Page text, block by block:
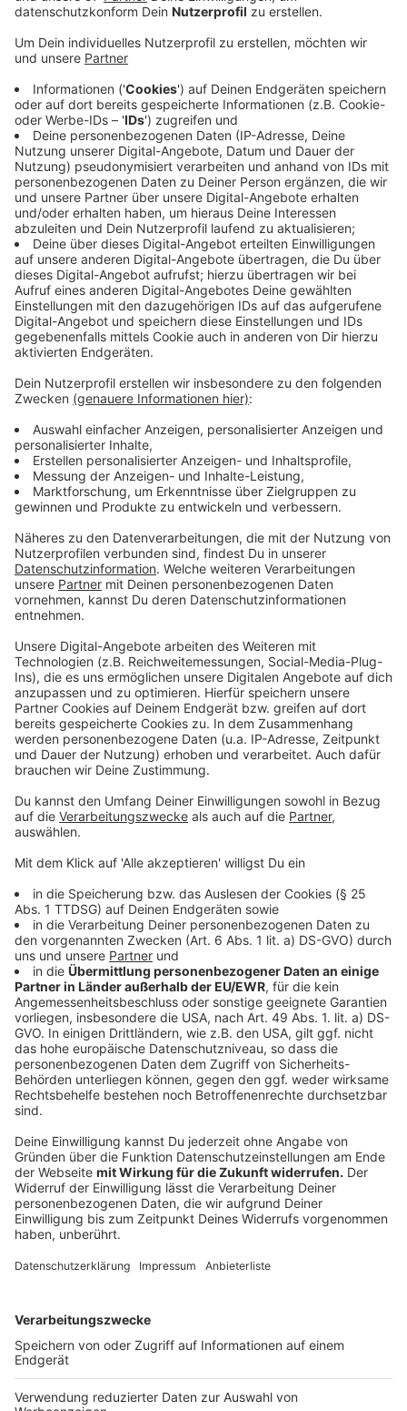
worauf seine Hoffnungen bei der Bekämpfung der
Klimakrise ruhen: Er will im großen Stil auf
Technologien wie CO2-Speicherung und -Abscheidung
setzen, die allerdings extrem teuer und bislang
technisch unausgereift sind. Ob sie wirklich jemals eine
entscheidende Rolle übernehmen, ist zweifelhaft -
und damit zu planen, eine riskante Wette auf die
Zukunft.
Anzeige
Unwetter, wie die Flutkatastrophe 2021 in NRW, werden
in Zukunft immer häufiger vorkommen und die
Menschheit belasten.
Anzeige
Was wird aus dem 1,5 Grad-Ziel?
Anzeige
Daheim investiert Adnoc weiter ungebremst in fossile
Projekte: "Während Adnoc-Konzernchef Sultan Ahmed
al-Dschaber den Ende November beginnenden
Weltklimagipfel in Dubai leiten wird, befindet sich sein
Unternehmen auf direktem Kollisionskurs mit dem 1,5-
Grad-Ziel", schreibt die
Urgewald, die mit weiteren NGO-Partnern dazu eine
Datenauswertung veröffentlicht hat. Erst vor kurzem
habe Adnoc eine endgültige Investitionsentscheidung
für ein riesiges Gasprojekt namens «Hail & Ghasha»
bekanntgegeben. Das Projekt solle im Marawah
Biosphärenreservat entstehen, das viele gefährdete
Arten beherbergt und das größte Meeresschutzgebiet
im Arabischen Golf ist.
Allein im zweiten Halbjahr 2022 hat Adnoc acht neue
Bohrinseln in Betrieb genommen, der Nettogewinn
US-Dollar. Immerhin gilt Al-Dschaber zugleich als
Treiber beim Ausbau erneuerbarer Energien im
Golfstaat. Er sitzt etwa einem staatlichen
Unternehmen für nachhaltige Energiegewinnung vor
und ist seit vielen Jahren Vertreter seines Landes bei
Klimaverhandlungen.
Anzeige
Anzeige
Proteste werden nicht erlaubt
Wie Ägypten, Gastgeber der Vorjahreskonferenz,
stehen die Emirate immer wieder in der Kritik wegen
der Lage der Menschenrechte. Der reiche Golfstaat
präsentiert sich auf der Weltbühne als progressiv und
weltoffen, nicht zuletzt in seiner Rolle als Gastgeber